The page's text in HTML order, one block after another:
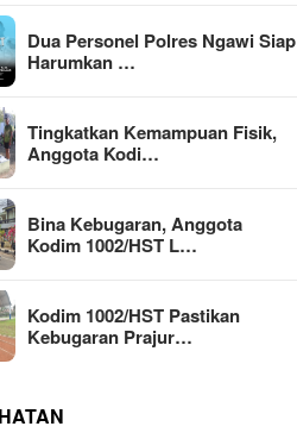
Dua Personel Polres Ngawi Siap
Harumkan …
Tingkatkan Kemampuan Fisik,
Anggota Kodi…
Bina Kebugaran, Anggota
Kodim 1002/HST L…
Kodim 1002/HST Pastikan
Kebugaran Prajur…